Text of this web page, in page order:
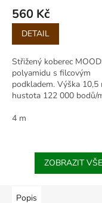
560 Kč
Měrná
cena:
DETAIL
Střižený koberec
polyamidu s filcovým
podkladem. Výška 10,5
hustota 122 000 bodů/
pro podlahové vytápění.
4 m
ZOBRAZIT
Popis